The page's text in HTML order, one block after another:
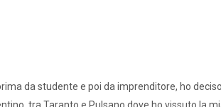
da studente e poi da imprenditore, ho
tra Taranto e Pulsano dove ho vissuto la